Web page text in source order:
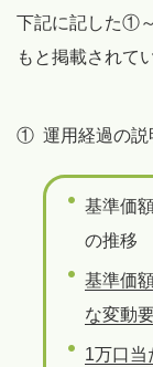
下記に記した①
もと掲載されて
① 運用経過の説
基準価
の推移
基準価
な変動
1万口当